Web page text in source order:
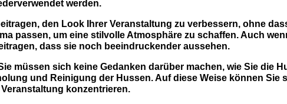
werden.
den Look Ihrer Veranstaltung zu verbessern, ohne
passen, um eine stilvolle Atmosphäre zu schaffen. Auch
dass sie noch beeindruckender aussehen.
müssen sich keine Gedanken darüber machen, wie Sie die
und Reinigung der Hussen. Auf diese Weise können Sie
konzentrieren.